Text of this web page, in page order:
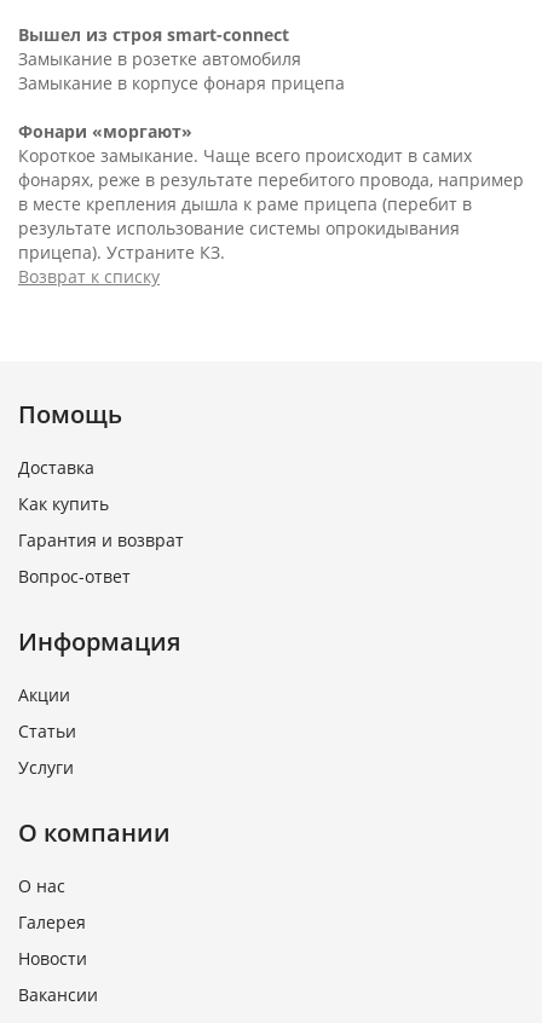
Вышел из строя smart-connect
Замыкание в розетке автомобиля
Замыкание в корпусе фонаря прицепа
Фонари «моргают»
Короткое замыкание. Чаще всего происходит в самих
фонарях, реже в результате перебитого провода, например
в месте крепления дышла к раме прицепа (перебит в
результате использование системы опрокидывания
прицепа). Устраните КЗ.
Возврат к списку
Помощь
Доставка
Как купить
Гарантия и возврат
Вопрос-ответ
Информация
Акции
Статьи
Услуги
О компании
О нас
Галерея
Новости
Вакансии